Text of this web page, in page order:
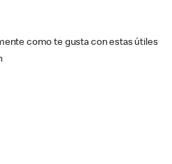
como te gusta con estas útiles